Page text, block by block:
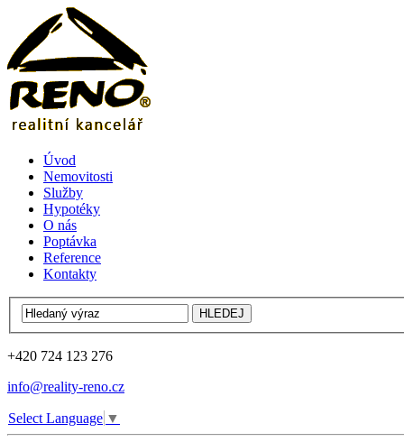
Úvod
Nemovitosti
Služby
Hypotéky
O nás
Poptávka
Reference
Kontakty
+420 724 123 276
info@reality-reno.cz
Select Language ▼